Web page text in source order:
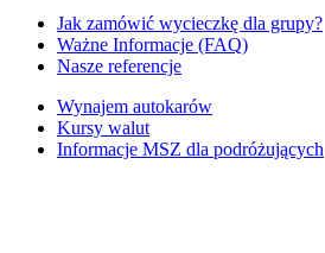
Jak zamówić wycieczkę dla grupy?
Ważne Informacje (FAQ)
Nasze referencje
Wynajem autokarów
Kursy walut
Informacje MSZ dla podróżujących